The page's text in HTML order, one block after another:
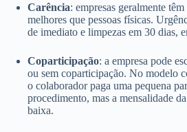
Carência: empresas geralmente
melhores que pessoas físicas.
de imediato e limpezas em 30 dias,
Coparticipação: a empresa pode
ou sem coparticipação. No modelo
o colaborador paga uma pequena
procedimento, mas a mensalidade
baixa.